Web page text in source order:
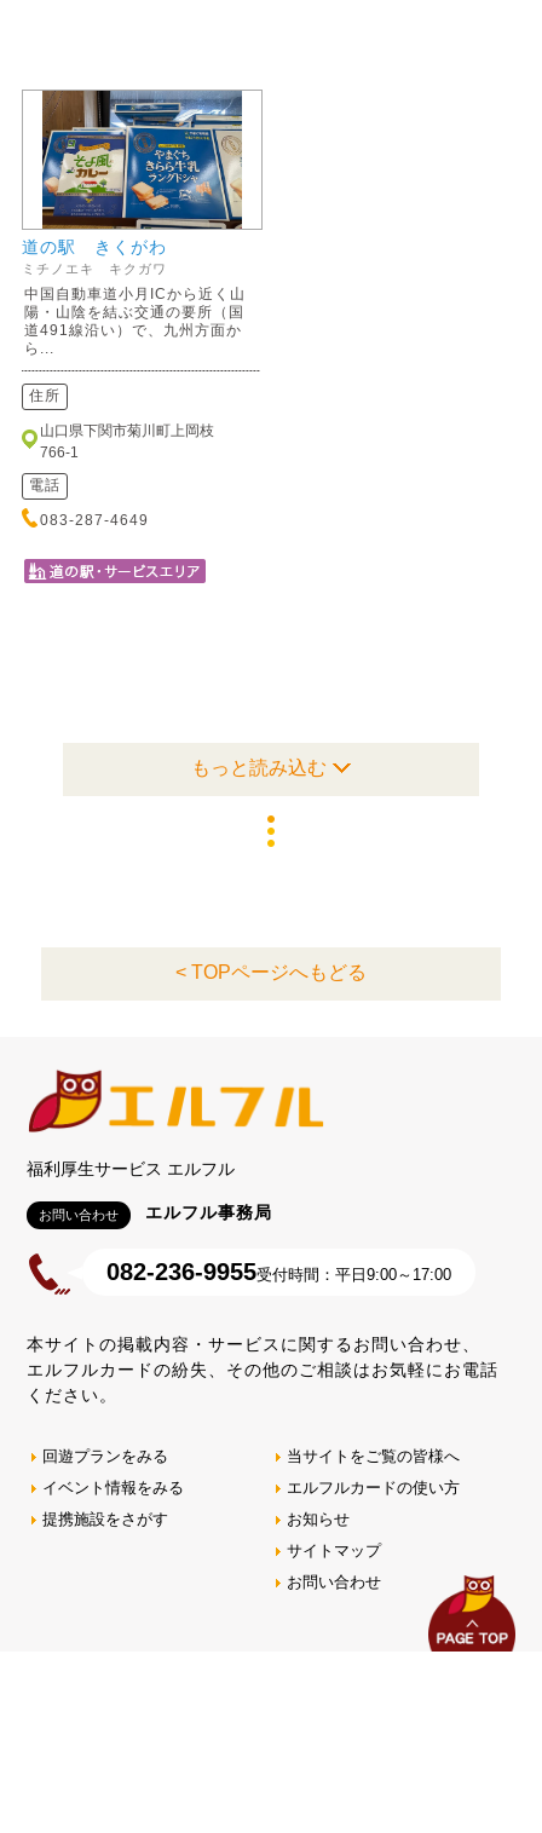
道の駅 きくがわ
ミチノエキ キクガワ
中国自動車道小月ICから近く山
陽・山陰を結ぶ交通の要所（国
道491線沿い）で、九州方面か
ら...
住所
山口県下関市菊川町上岡枝
766-1
電話
083-287-4649
もっと読み込む
< TOPページへもどる
福利厚生サービス エルフル
お問い合わせ エルフル事務局
082-236-9955受付時間：平日9:00～17:00
本サイトの掲載内容・サービスに関するお問い合わせ、
エルフルカードの紛失、その他のご相談はお気軽にお電話
ください。
回遊プランをみる
イベント情報をみる
提携施設をさがす
当サイトをご覧の皆様へ
エルフルカードの使い方
お知らせ
サイトマップ
お問い合わせ